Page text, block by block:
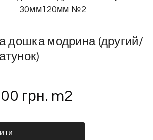
дошка модрина (другий/
грн. m2